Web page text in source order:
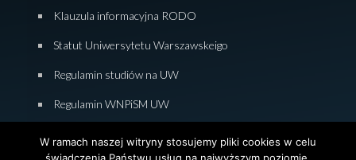
Klauzula informacyjna RODO
Statut Uniwersytetu Warszawskeigo
Regulamin studiów na UW
Regulamin WNPiSM UW
W ramach naszej witryny stosujemy pliki cookies w celu